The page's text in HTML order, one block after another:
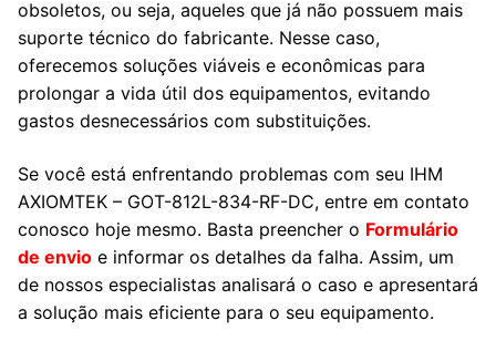
obsoletos, ou seja, aqueles que já não possuem mais
suporte técnico do fabricante. Nesse caso,
oferecemos soluções viáveis e econômicas para
prolongar a vida útil dos equipamentos, evitando
gastos desnecessários com substituições.
Se você está enfrentando problemas com seu IHM
AXIOMTEK – GOT-812L-834-RF-DC, entre em contato
conosco hoje mesmo. Basta preencher o Formulário
de envio e informar os detalhes da falha. Assim, um
de nossos especialistas analisará o caso e apresentará
a solução mais eficiente para o seu equipamento.